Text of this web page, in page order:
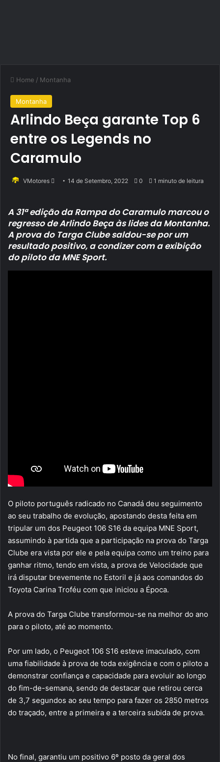
Home / Montanha
Montanha
Arlindo Beça garante Top 6
entre os Legends no
Caramulo
VMotores
Send14 de Setembro, 2022 0 1 minuto de leitura
A 31ª edição da Rampa do Caramulo marcou o
regresso de Arlindo Beça às lides da Montanha.
A prova do Targa Clube saldou-se por um
resultado positivo, a condizer com a exibição
do piloto da MNE Sport.
O piloto português radicado no Canadá deu seguimento
ao seu trabalho de evolução, apostando desta feita em
tripular um dos Peugeot 106 S16 da equipa MNE Sport,
assumindo à partida que a participação na prova do Targa
Clube era vista por ele e pela equipa como um treino para
ganhar ritmo, tendo em vista, a prova de Velocidade que
irá disputar brevemente no Estoril e já aos comandos do
Toyota Carina Troféu com que iniciou a Época.
A prova do Targa Clube transformou-se na melhor do ano
para o piloto, até ao momento.
Por um lado, o Peugeot 106 S16 esteve imaculado, com
uma fiabilidade à prova de toda exigência e com o piloto a
demonstrar confiança e capacidade para evoluir ao longo
do fim-de-semana, sendo de destacar que retirou cerca
de 3,7 segundos ao seu tempo para fazer os 2850 metros
do traçado, entre a primeira e a terceira subida de prova.
No final, garantiu um positivo 6º posto da geral dos